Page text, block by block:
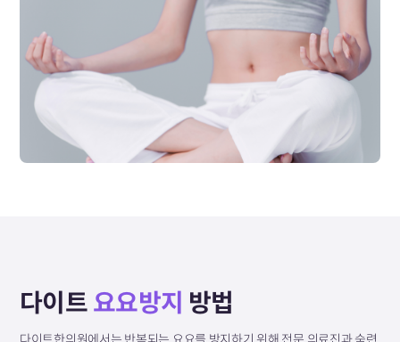
다이트 요요방지 방법